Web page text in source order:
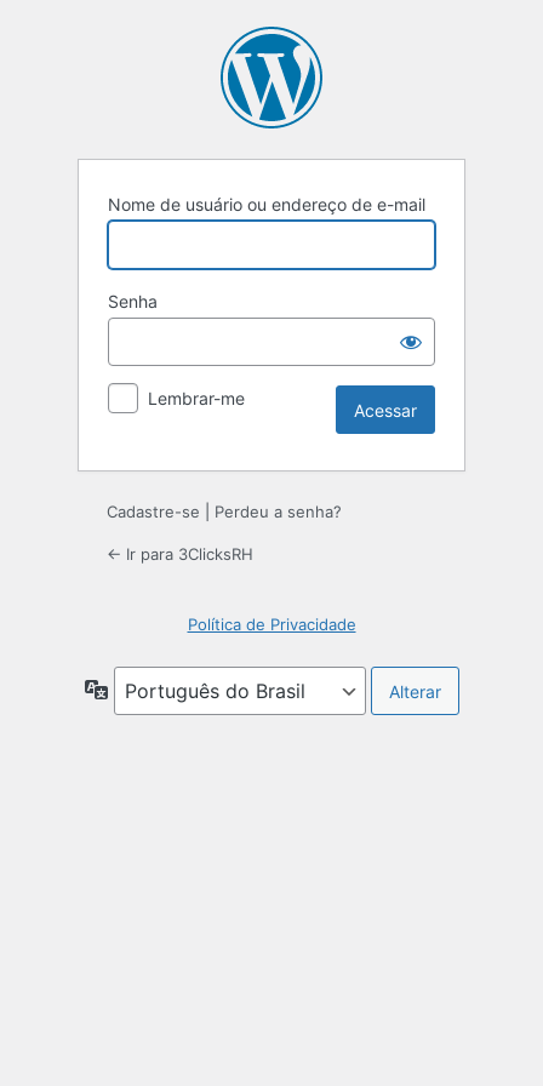
Nome de usuário ou endereço de e-mail
Senha
Lembrar-me
Cadastre-se Perdeu a senha?
← Ir para 3ClicksRH
Política de Privacidade
Idioma